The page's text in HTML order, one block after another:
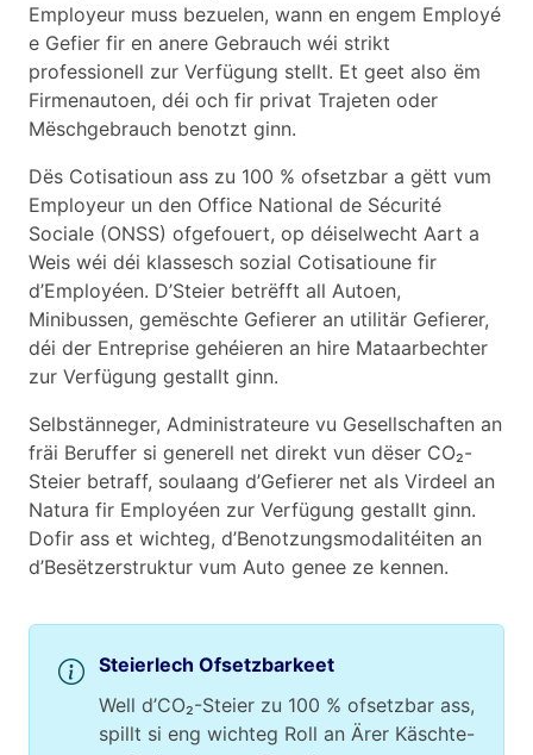
Employeur muss bezuelen, wann en engem Employé
e Gefier fir en anere Gebrauch wéi strikt
professionell zur Verfügung stellt. Et geet also ëm
Firmenautoen, déi och fir privat Trajeten oder
Mëschgebrauch benotzt ginn.
Dës Cotisatioun ass zu 100 % ofsetzbar a gëtt vum
Employeur un den Office National de Sécurité
Sociale (ONSS) ofgefouert, op déiselwecht Aart a
Weis wéi déi klassesch sozial Cotisatioune fir
d’Employéen. D’Steier betrëfft all Autoen,
Minibussen, gemëschte Gefierer an utilitär Gefierer,
déi der Entreprise gehéieren an hire Mataarbechter
zur Verfügung gestallt ginn.
Selbstänneger, Administrateure vu Gesellschaften an
fräi Beruffer si generell net direkt vun dëser CO₂-
Steier betraff, soulaang d’Gefierer net als Virdeel an
Natura fir Employéen zur Verfügung gestallt ginn.
Dofir ass et wichteg, d’Benotzungsmodalitéiten an
d’Besëtzerstruktur vum Auto genee ze kennen.
Steierlech Ofsetzbarkeet
Well d’CO₂-Steier zu 100 % ofsetzbar ass,
spillt si eng wichteg Roll an Ärer Käschte-